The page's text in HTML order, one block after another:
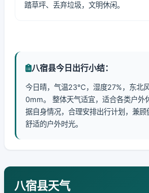
踏草坪、丢弃垃圾，文明休闲。
八宿县今日出行小结：
今日晴，气温23℃，湿度27%，东北
0mm。 整体天气适宜，适合各类户外
据自身情况，合理安排出行计划，兼
舒适的户外时光。
八宿县天气